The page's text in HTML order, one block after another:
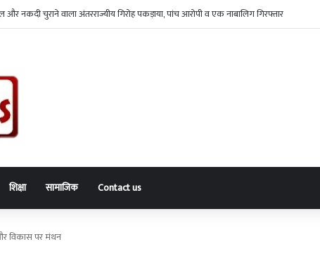
नकदी चुराने वाला अंतरराज्यीय गिरोह पकड़ाया, पांच आरोपी व एक नाबालिग गिरफ्तार
शिक्षा सामाजिक Contact us
विकास पर मंथन